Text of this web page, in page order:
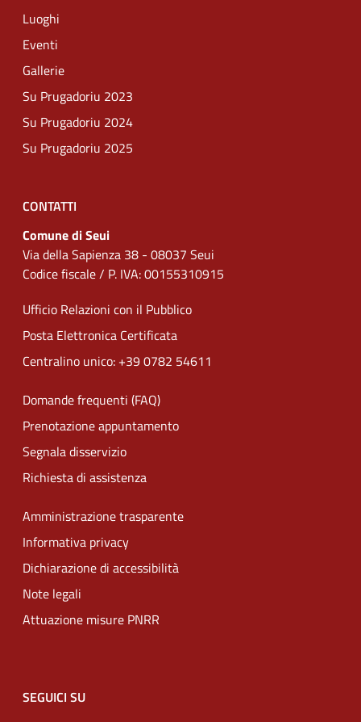
Luoghi
Eventi
Gallerie
Su Prugadoriu 2023
Su Prugadoriu 2024
Su Prugadoriu 2025
CONTATTI
Comune di Seui
Via della Sapienza 38 - 08037 Seui
Codice fiscale / P. IVA: 00155310915
Ufficio Relazioni con il Pubblico
Posta Elettronica Certificata
Centralino unico: +39 0782 54611
Domande frequenti (FAQ)
Prenotazione appuntamento
Segnala disservizio
Richiesta di assistenza
Amministrazione trasparente
Informativa privacy
Dichiarazione di accessibilità
Note legali
Attuazione misure PNRR
SEGUICI SU